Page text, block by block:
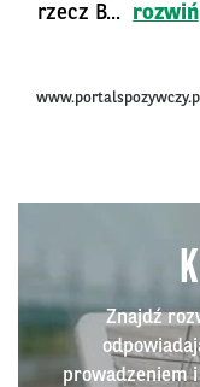
rzecz B...
rozwiń
Znajdź
prowadzeniem